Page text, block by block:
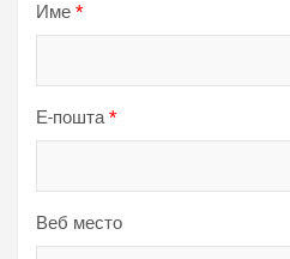
Име *
Е-пошта*
Веб место